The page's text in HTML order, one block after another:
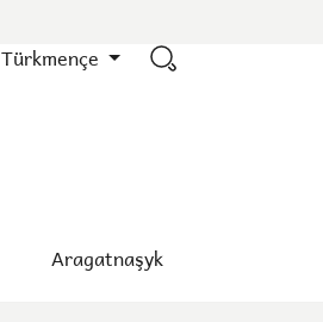
Türkmençe
Aragatnaşyk